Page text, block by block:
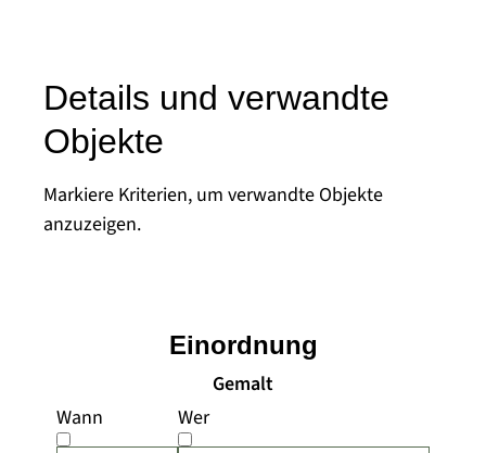
Details und verwandte
Objekte
Markiere Kriterien, um verwandte Objekte
anzuzeigen.
Gemalt
Wann
Wer
Einordnung